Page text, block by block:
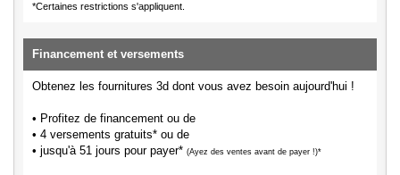
*Certaines restrictions s'appliquent.
Financement et versements
Obtenez les fournitures 3d dont vous avez besoin aujourd'hui !
• Profitez de financement ou de
• 4 versements gratuits* ou de
• jusqu'à 51 jours pour payer* (Ayez des ventes avant de payer !)*